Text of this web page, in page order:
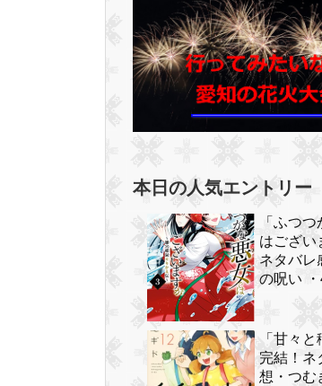
本日の人気エントリー
「ふつ
はござい
ネタバレ
の呪い
「甘々
完結！ネ
想・つむ